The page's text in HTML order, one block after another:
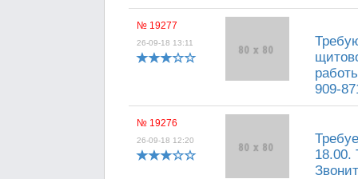
№ 19277
26-09-18 13:11
909-
№ 19276
26-09-18 12:20
18.00.